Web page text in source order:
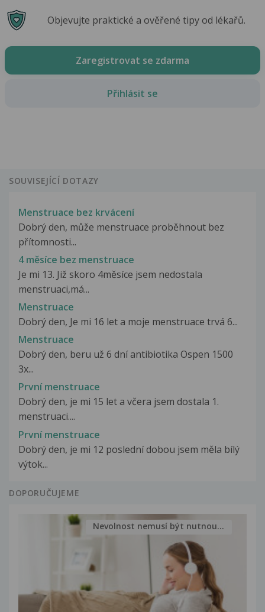
Objevujte praktické a ověřené tipy od lékařů.
Zaregistrovat se zdarma
Přihlásit se
SOUVISEJÍCÍ DOTAZY
Menstruace bez krvácení
Dobrý den, může menstruace proběhnout bez
přítomnosti...
4 měsíce bez menstruace
Je mi 13. Již skoro 4měsíce jsem nedostala
menstruaci,má...
Menstruace
Dobrý den, Je mi 16 let a moje menstruace trvá 6...
Menstruace
Dobrý den, beru už 6 dní antibiotika Ospen 1500
3x...
První menstruace
Dobrý den, je mi 15 let a včera jsem dostala 1.
menstruaci....
První menstruace
Dobrý den, je mi 12 poslední dobou jsem měla bílý
výtok...
DOPORUČUJEME
Nevolnost nemusí být nutnou...